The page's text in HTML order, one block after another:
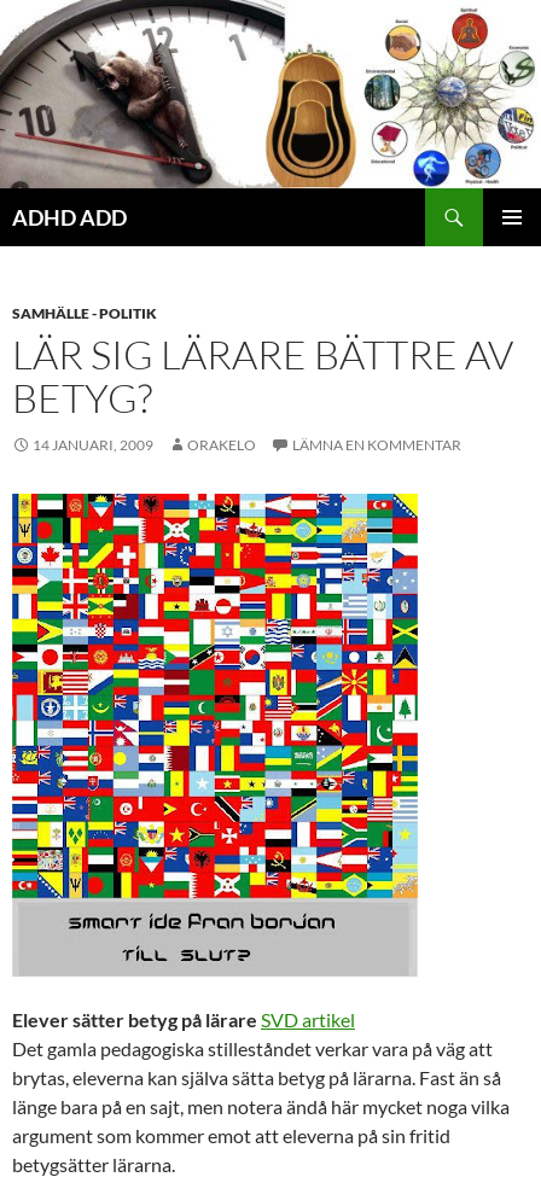
Hoppa
till
innehåll
ADHD ADD
SAMHÄLLE - POLITIK
LÄR SIG LÄRARE BÄTTRE AV
BETYG?
14 JANUARI, 2009 ORAKELO LÄMNA EN KOMMENTAR
Elever sätter betyg på lärare SVD artikel
Det gamla pedagogiska stilleståndet verkar vara på väg att
brytas, eleverna kan själva sätta betyg på lärarna. Fast än så
länge bara på en sajt, men notera ändå här mycket noga vilka
argument som kommer emot att eleverna på sin fritid
betygsätter lärarna.